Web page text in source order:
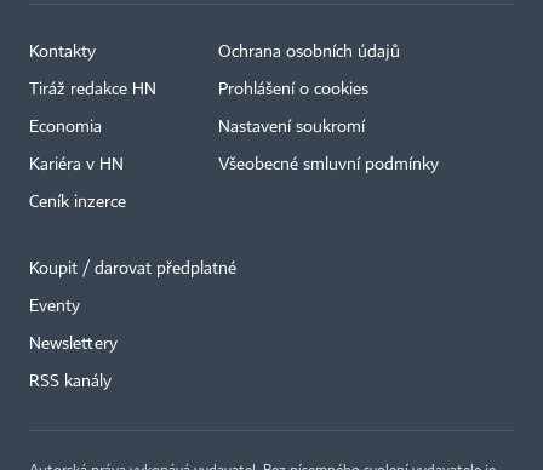
Kontakty
Tiráž redakce HN
Economia
Kariéra v HN
Ceník inzerce
Ochrana osobních údajů
Prohlášení o cookies
Nastavení soukromí
Všeobecné smluvní podmínky
Koupit / darovat předplatné
Eventy
Newslettery
RSS kanály